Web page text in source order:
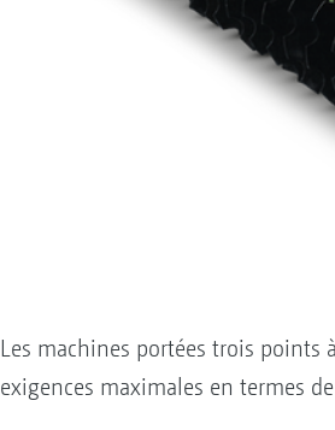
Les machines portées trois points
exigences maximales en termes